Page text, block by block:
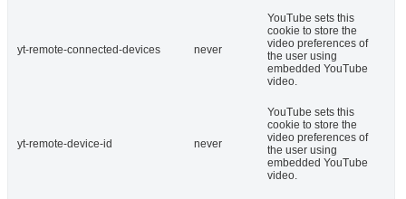
yt-remote-connected-devices never
YouTube sets this
cookie to store the
video preferences of
the user using
embedded YouTube
video.
yt-remote-device-id never
YouTube sets this
cookie to store the
video preferences of
the user using
embedded YouTube
video.